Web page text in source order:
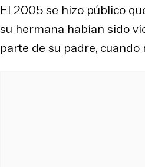
El 2005 se hizo público
su hermana habían sido
parte de su padre, cuando